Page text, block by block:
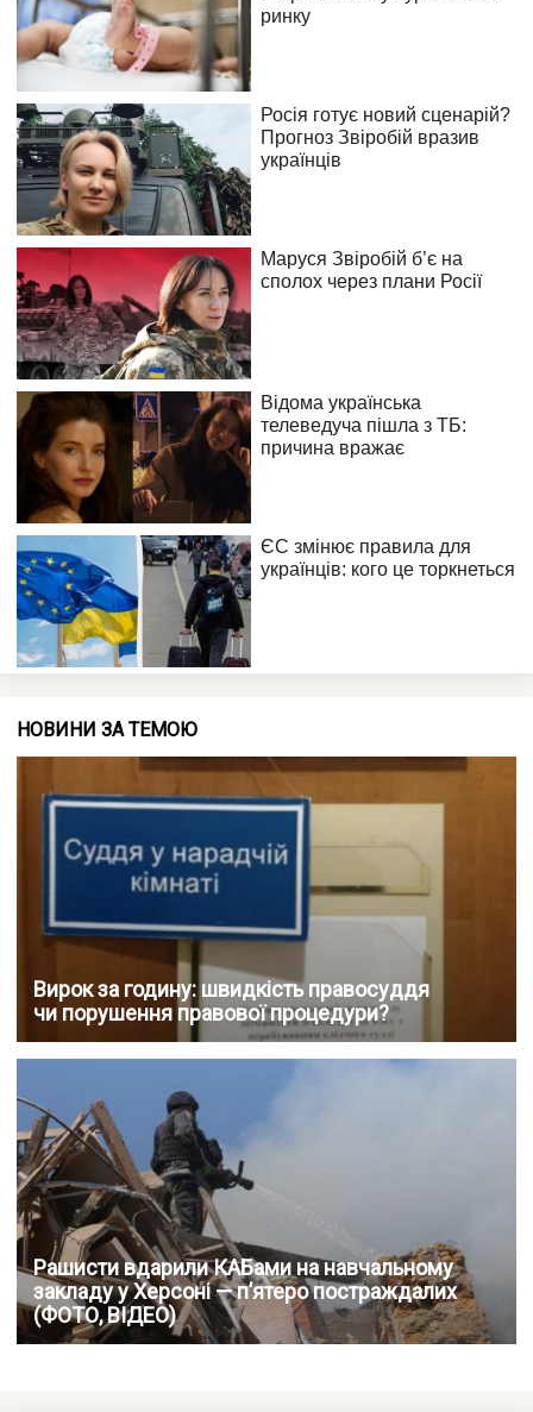
НОВИНИ ЗА ТЕМОЮ
Вирок за годину: швидкість правосуддя
чи порушення правової процедури?
Рашисти вдарили КАБами на навчальному
закладу у Херсоні — п’ятеро постраждалих
(ФОТО, ВІДЕО)